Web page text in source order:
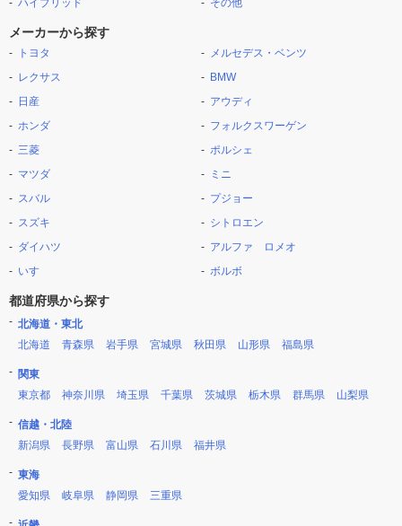
ハイブリッド
その他
メーカーから探す
トヨタ
レクサス
日産
ホンダ
三菱
マツダ
スバル
スズキ
ダイハツ
いすゞ
メルセデス・ベンツ
BMW
アウディ
フォルクスワーゲン
ポルシェ
ミニ
プジョー
シトロエン
アルファ ロメオ
ボルボ
都道府県から探す
北海道・東北
北海道
青森県 岩手県 宮城県 秋田県 山形県 福島県
関東
東京都
神奈川県 埼玉県 千葉県 茨城県 栃木県 群馬県 山梨県
信越・北陸
新潟県
長野県 富山県 石川県 福井県
東海
愛知県
岐阜県 静岡県 三重県